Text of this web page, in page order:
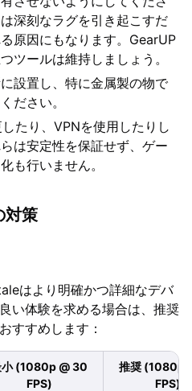
深刻なラグを引き起こすだ
原因にもなります。GearUP
ツールは維持しましょう。
設置し、特に金属製の物で
ださい。
たり、VPNを使用したりし
は安定性を保証せず、ゲー
も行いません。
対策
はより明確かつ詳細なデバ
い体験を求める場合は、推奨
すすめします：
小 (1080p @ 30
FPS)
推奨 (1080p
FPS)